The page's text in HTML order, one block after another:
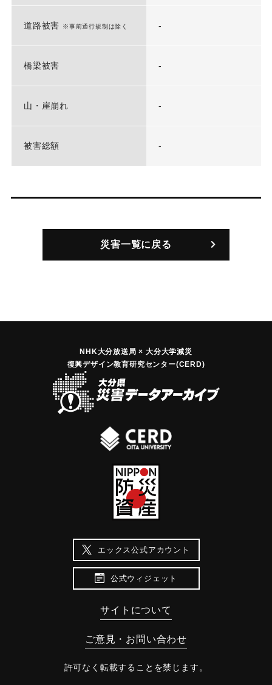
道路被害 ※事前通行規制は除く -
橋梁被害 -
山・崖崩れ -
被害総額 -
災害一覧に戻る
NHK大分放送局 × 大分大学減災
復興デザイン教育研究センター(CERD)
エックス公式アカウント
公式ウィジェット
サイトについて
ご意見・お問い合わせ
許可なく転載することを禁じます。